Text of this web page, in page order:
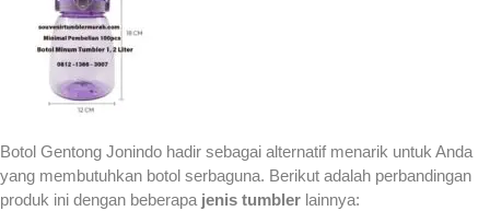
Botol Gentong Jonindo hadir sebagai alternatif menarik untuk Anda
yang membutuhkan botol serbaguna. Berikut adalah perbandingan
produk ini dengan beberapa jenis tumbler lainnya: